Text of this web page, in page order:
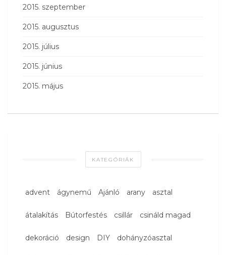
2015. szeptember
2015. augusztus
2015. július
2015. június
2015. május
KATEGÓRIÁK
advent ágynemű Ajánló arany asztal
átalakítás Bútorfestés csillár csináld magad
dekoráció design DIY dohányzóasztal